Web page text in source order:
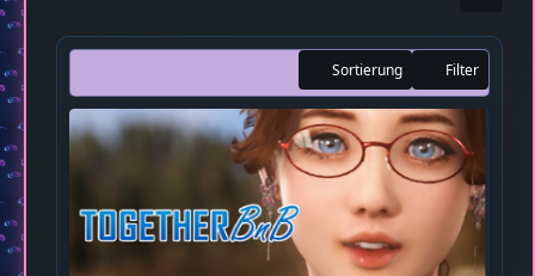
Sortierung Filter